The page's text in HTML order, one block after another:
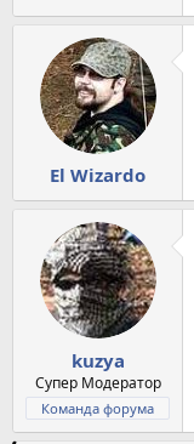
El Wizardo
kuzya
Супер Модератор
Команда форума